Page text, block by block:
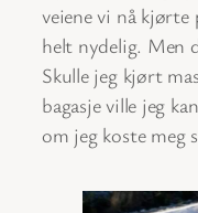
veiene vi nå kjørte
helt nydelig. Men
Skulle jeg kjørt
bagasje ville jeg
om jeg koste meg